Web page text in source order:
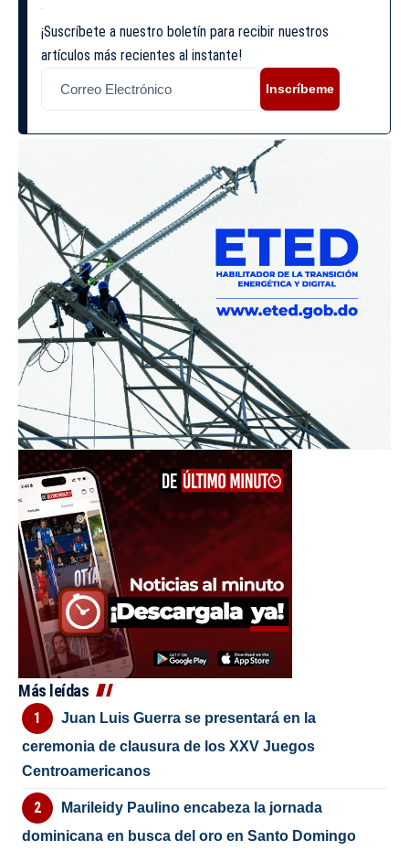
¡Suscríbete a nuestro boletín para recibir nuestros
artículos más recientes al instante!
Inscríbeme
Más leídas
Juan Luis Guerra se presentará en la
ceremonia de clausura de los XXV Juegos
Centroamericanos
Marileidy Paulino encabeza la jornada
dominicana en busca del oro en Santo Domingo